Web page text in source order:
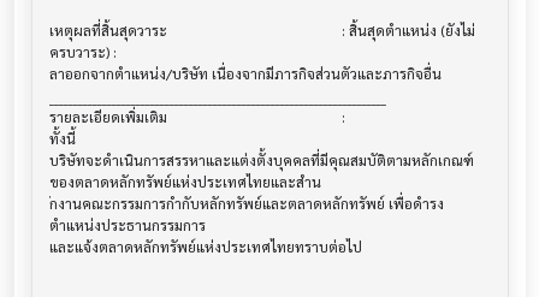
เหตุผลที่สิ้นสุดวาระ                        			 : สิ้นสุดตำแหน่ง (ยังไม่
ครบวาระ) :
ลาออกจากตำแหน่ง/บริษัท เนื่องจากมีภารกิจส่วนตัวและภารกิจอื่น
รายละเอียดเพิ่มเติม                       			 :
ทั้งนี้
บริษัทจะดำเนินการสรรหาและแต่งตั้งบุคคลที่มีคุณสมบัติตามหลักเกณฑ์
ของตลาดหลักทรัพย์แห่งประเทศไทยและสำน
ักงานคณะกรรมการกำกับหลักทรัพย์และตลาดหลักทรัพย์ เพื่อดำรง
ตำแหน่งประธานกรรมการ
และแจ้งตลาดหลักทรัพย์แห่งประเทศไทยทราบต่อไป